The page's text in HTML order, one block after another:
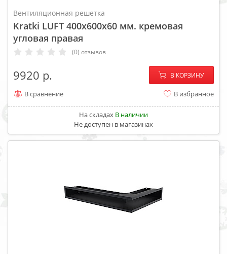
Вентиляционная решетка
Kratki LUFT 400x600x60 мм. кремовая
угловая правая
(0) отзывов
9920 − +
В КОРЗИНУ
В сравнение В избранное
На складах В наличии
Не доступен в магазинах